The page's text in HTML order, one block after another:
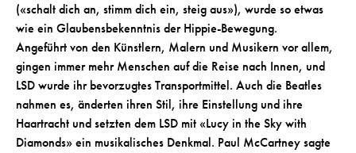
(«schalt dich an, stimm dich ein, steig aus»), wurde so etwas
wie ein Glaubensbekenntnis der Hippie-Bewegung.
Angeführt von den Künstlern, Malern und Musikern vor allem,
gingen immer mehr Menschen auf die Reise nach Innen, und
LSD wurde ihr bevorzugtes Transportmittel. Auch die Beatles
nahmen es, änderten ihren Stil, ihre Einstellung und ihre
Haartracht und setzten dem LSD mit «Lucy in the Sky with
Diamonds» ein musikalisches Denkmal. Paul McCartney sagte